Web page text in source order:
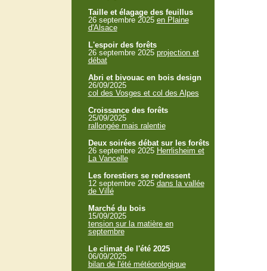
Taille et élagage des feuillus
26 septembre 2025 en Plaine
d'Alsace
L'espoir des forêts
26 septembre 2025 projection et
débat
Abri et bivouac en bois design
26/09/2025
col des Vosges et col des Alpes
Croissance des forêts
25/09/2025
rallongée mais ralentie
Deux soirées débat sur les forêts
26 septembre 2025 Herrlisheim et
La Vancelle
Les forestiers se redressent
12 septembre 2025 dans la vallée
de Villé
Marché du bois
15/09/2025
tension sur la matière en
septembre
Le climat de l'été 2025
06/09/2025
bilan de l'été météorologique